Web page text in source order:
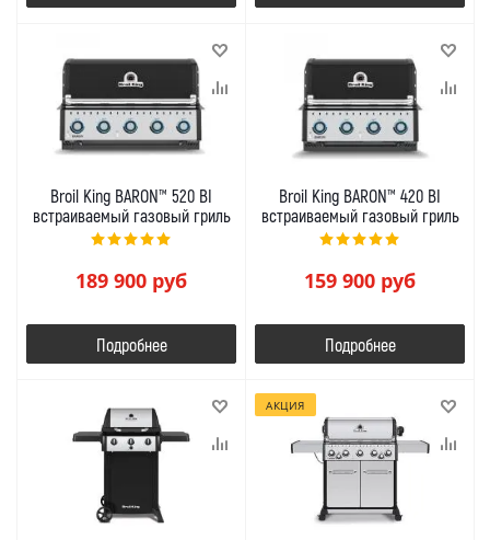
Broil King BARON™ 520 BI
встраиваемый газовый гриль
189 900 руб
Подробнее
Broil King BARON™ 420 BI
встраиваемый газовый гриль
159 900 руб
Подробнее
АКЦИЯ